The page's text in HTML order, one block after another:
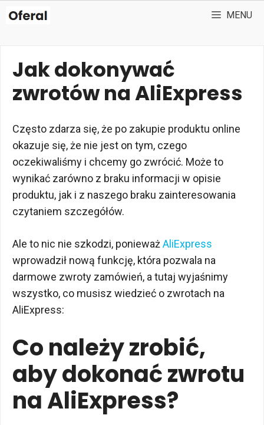
Przejdź
do
MENU
Jak dokonywać
zwrotów na AliExpress
Często zdarza się, że po zakupie produktu online
okazuje się, że nie jest on tym, czego
oczekiwaliśmy i chcemy go zwrócić. Może to
wynikać zarówno z braku informacji w opisie
produktu, jak i z naszego braku zainteresowania
czytaniem szczegółów.
Ale to nic nie szkodzi, ponieważAliExpress
wprowadził nową funkcję, która pozwala na
darmowe zwroty zamówień, a tutaj wyjaśnimy
wszystko, co musisz wiedzieć o zwrotach na
AliExpress:
Co należy zrobić,
aby dokonać zwrotu
na AliExpress?